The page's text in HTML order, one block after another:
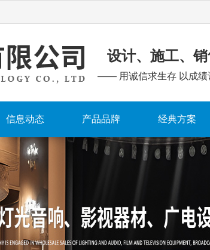
设计、施工、
—— 用诚信求生存 以成
信息动态 产品品牌 经典方案